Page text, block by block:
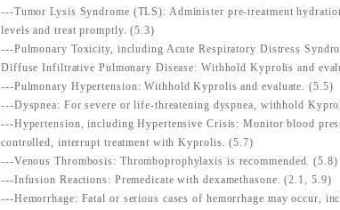
---Tumor Lysis Syndrome (TLS): Administer pre-treatment
levels and treat promptly. (5.3)
---Pulmonary Toxicity, including Acute Respiratory Distress
Diffuse Infiltrative Pulmonary Disease: Withhold Kyprolis and
---Pulmonary Hypertension: Withhold Kyprolis and evaluate. (5.5)
---Dyspnea: For severe or life-threatening dyspnea, withhold
---Hypertension, including Hypertensive Crisis: Monitor blood
controlled, interrupt treatment with Kyprolis. (5.7)
---Venous Thrombosis: Thromboprophylaxis is recommended. (5.8)
---Infusion Reactions: Premedicate with dexamethasone. (2.1, 5.9)
---Hemorrhage: Fatal or serious cases of hemorrhage may occur,